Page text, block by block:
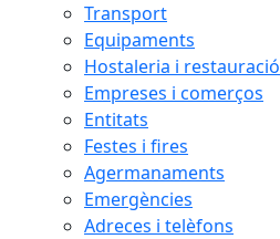
Transport
Equipaments
Hostaleria i restauració
Empreses i comerços
Entitats
Festes i fires
Agermanaments
Emergències
Adreces i telèfons